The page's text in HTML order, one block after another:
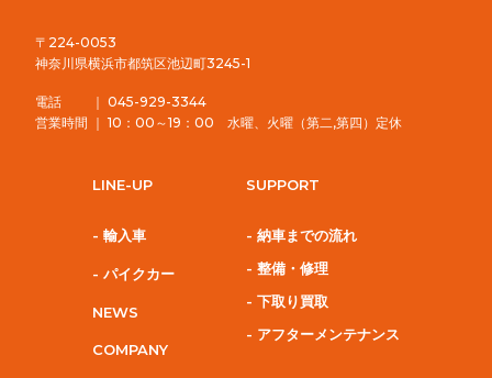
〒224-0053
神奈川県横浜市都筑区池辺町3245-1
電話 ｜ 045-929-3344
営業時間 ｜ 10：00～19：00 水曜、火曜（第二,第四）定休
LINE-UP
- 輸入車
- パイクカー
NEWS
COMPANY
SUPPORT
- 納車までの流れ
- 整備・修理
- 下取り買取
- アフターメンテナンス